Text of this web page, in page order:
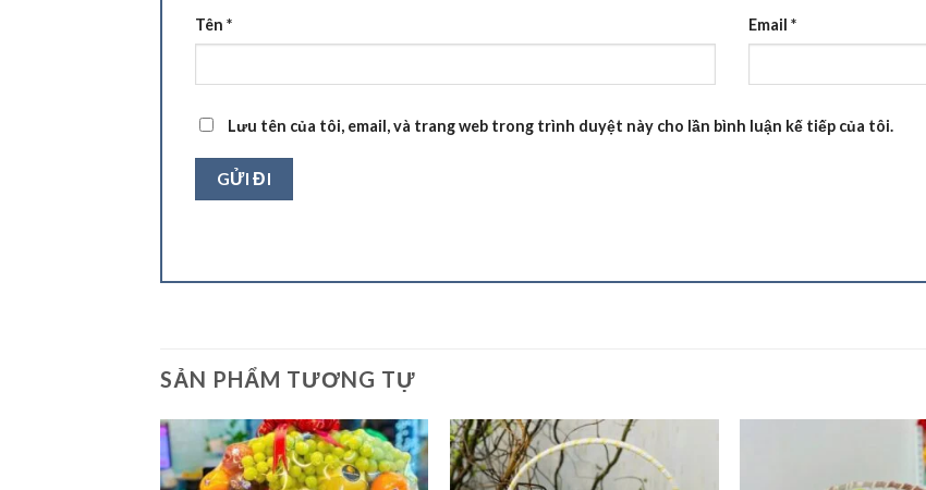
Tên * Email *
Lưu tên của tôi, email, và trang web trong trình duyệt này cho lần bình luận kế tiếp của tôi.
SẢN PHẨM TƯƠNG TỰ